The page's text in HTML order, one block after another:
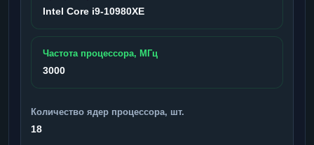
Intel Core i9-10980XE
Частота процессора, МГц
3000
Количество ядер процессора, шт.
18